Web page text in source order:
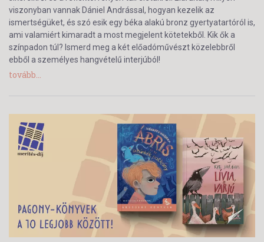
viszonyban vannak Dániel Andrással, hogyan kezelik az
ismertségüket, és szó esik egy béka alakú bronz gyertyatartóról is,
ami valamiért kimaradt a most megjelent kötetekből. Kik ők a
színpadon túl? Ismerd meg a két előadóművészt közelebbről
ebből a személyes hangvételű interjúból!
tovább...